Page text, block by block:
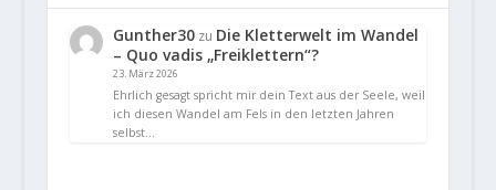
Gunther30zu Die Kletterwelt im Wandel
– Quo vadis „Freiklettern“?
23. März 2026
Ehrlich gesagt spricht mir dein Text aus der Seele, weil
ich diesen Wandel am Fels in den letzten Jahren
selbst…